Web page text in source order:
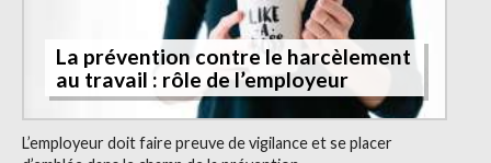
La prévention contre le harcèlement
au travail : rôle de l’employeur
L’employeur doit faire preuve de vigilance et se placer